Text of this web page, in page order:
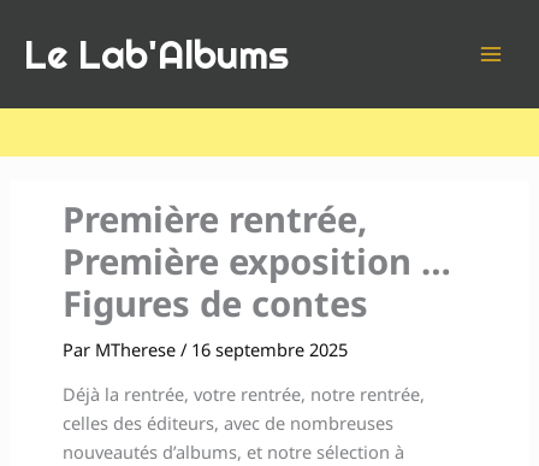
contenu
Le Lab'Albums
Première rentrée,
Première exposition …
Figures de contes
Par MTherese / 16 septembre 2025
Déjà la rentrée, votre rentrée, notre rentrée,
celles des éditeurs, avec de nombreuses
nouveautés d’albums, et notre sélection à